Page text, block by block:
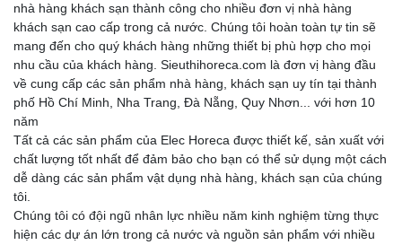
nhà hàng khách sạn thành công cho nhiều đơn vị nhà hàng
khách sạn cao cấp trong cả nước. Chúng tôi hoàn toàn tự tin sẽ
mang đến cho quý khách hàng những thiết bị phù hợp cho mọi
nhu cầu của khách hàng. Sieuthihoreca.com là đơn vị hàng đầu
về cung cấp các sản phẩm nhà hàng, khách sạn uy tín tại thành
phố Hồ Chí Minh, Nha Trang, Đà Nẵng, Quy Nhơn... với hơn 10
năm
Tất cả các sản phẩm của Elec Horeca được thiết kế, sản xuất với
chất lượng tốt nhất để đảm bảo cho bạn có thể sử dụng một cách
dễ dàng các sản phẩm vật dụng nhà hàng, khách sạn của chúng
tôi.
Chúng tôi có đội ngũ nhân lực nhiều năm kinh nghiệm từng thực
hiện các dự án lớn trong cả nước và nguồn sản phẩm với nhiều